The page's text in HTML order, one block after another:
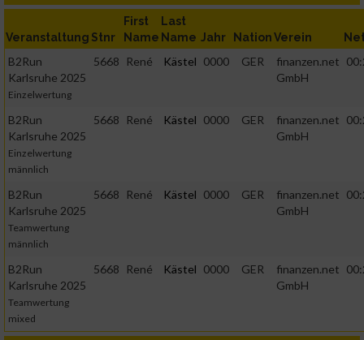
Veranstaltung Stnr
First
Name
Last
Name Jahr NationVerein
B2Run
Karlsruhe 2025
Einzelwertung
5668 René Kästel 0000 GER
finanzen.net
GmbH
B2Run
Karlsruhe 2025
Einzelwertung
männlich
5668 René Kästel 0000 GER
finanzen.net
GmbH
B2Run
Karlsruhe 2025
Teamwertung
männlich
5668 René Kästel 0000 GER
finanzen.net
GmbH
B2Run
Karlsruhe 2025
Teamwertung
mixed
5668 René Kästel 0000 GER
finanzen.net
GmbH